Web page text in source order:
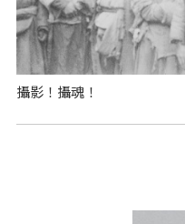
攝影！攝魂！